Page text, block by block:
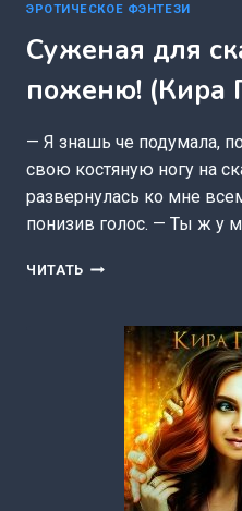
ЭРОТИЧЕСКОЕ ФЭНТЕЗИ
Суженая для
поженю! (Кира
— Я знашь че подумала,
свою костяную ногу на
развернулась ко мне
понизив голос. — Ты ж у
ЧИТАТЬ СУЖЕНАЯ
ПОЖЕНЮ!
(КИРА
ПОЛЫНЬ)